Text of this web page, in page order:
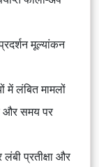
मूल्यांकन
में लंबित मामलों
और समय पर
प्रतीक्षा और